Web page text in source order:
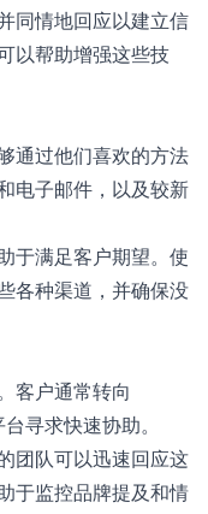
同情地回应以建立信
以帮助增强这些技
通过他们喜欢的方法
电子邮件，以及较新
于满足客户期望。使
各种渠道，并确保没
客户通常转向
寻求快速协助。
团队可以迅速回应这
于监控品牌提及和情